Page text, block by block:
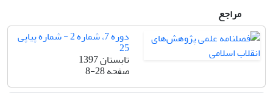
مراجع
دوره 7، شماره 2 - شماره پیاپی
25
تابستان 1397
صفحه8-28